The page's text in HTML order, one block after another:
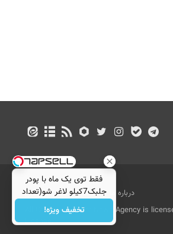
درباره ما تماس با ما
بازرگانی
All Content by Mehr News Agency is
License.
فقط توی یک ماه با پودر
جلبک7کیلو لاغر شو(تعداد
محدود)
تخفیف ویژه!